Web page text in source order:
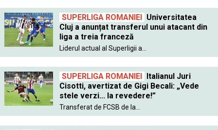
SUPERLIGA ROMANIEI
Universitatea
Cluj a anunțat transferul unui atacant din
liga a treia franceză
Liderul actual al Superligii a...
SUPERLIGA ROMANIEI
Italianul Juri
Cisotti, avertizat de Gigi Becali: „Vede
stele verzi... la revedere!”
Transferat de FCSB de la...